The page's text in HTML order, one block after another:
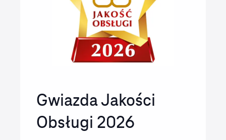
Gwiazda Jakości
Obsługi 2026